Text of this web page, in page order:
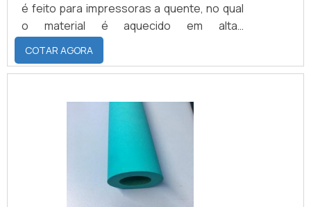
é feito para impressoras a quente, no qual
o material é aquecido em altas
temperaturas, e a frio, onde o processo se
mantém a temperatura ambiente.Saiba
mais informações sobre cilindros e suas
industrial conjugado é indicado para
maiores produtividades. Os cilindros podem
ser revestidos em: Borracha nitrílica (NBR),
COTAR AGORA